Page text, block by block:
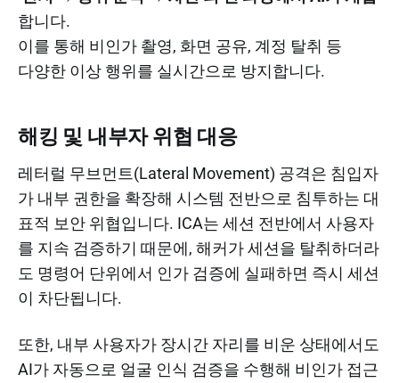
합니다.
이를 통해 비인가 촬영, 화면 공유, 계정 탈취 등
다양한 이상 행위를 실시간으로 방지합니다.
해킹 및 내부자 위협 대응
레터럴 무브먼트(Lateral Movement) 공격은 침입자
가 내부 권한을 확장해 시스템 전반으로 침투하는 대
표적 보안 위협입니다. ICA는 세션 전반에서 사용자
를 지속 검증하기 때문에, 해커가 세션을 탈취하더라
도 명령어 단위에서 인가 검증에 실패하면 즉시 세션
이 차단됩니다.
또한, 내부 사용자가 장시간 자리를 비운 상태에서도
AI가 자동으로 얼굴 인식 검증을 수행해 비인가 접근